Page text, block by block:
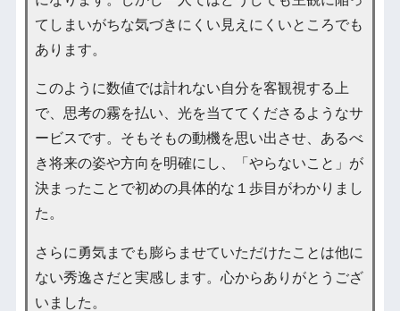
てしまいがちな気づきにくい見えにくいところでも
あります。
このように数値では計れない自分を客観視する上
で、思考の霧を払い、光を当ててくださるようなサ
ービスです。そもそもの動機を思い出させ、あるべ
き将来の姿や方向を明確にし、「やらないこと」が
決まったことで初めの具体的な１歩目がわかりまし
た。
さらに勇気までも膨らませていただけたことは他に
ない秀逸さだと実感します。心からありがとうござ
いました。